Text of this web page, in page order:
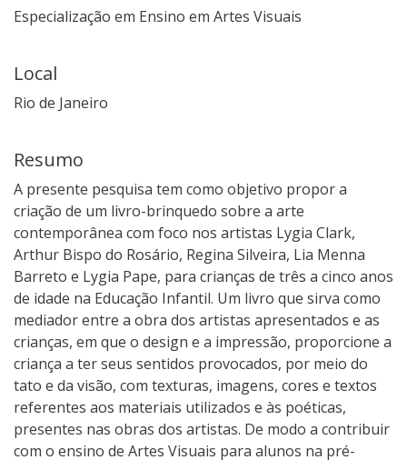
Especialização em Ensino em Artes Visuais
Local
Rio de Janeiro
Resumo
A presente pesquisa tem como objetivo propor a
criação de um livro-brinquedo sobre a arte
contemporânea com foco nos artistas Lygia Clark,
Arthur Bispo do Rosário, Regina Silveira, Lia Menna
Barreto e Lygia Pape, para crianças de três a cinco anos
de idade na Educação Infantil. Um livro que sirva como
mediador entre a obra dos artistas apresentados e as
crianças, em que o design e a impressão, proporcione a
criança a ter seus sentidos provocados, por meio do
tato e da visão, com texturas, imagens, cores e textos
referentes aos materiais utilizados e às poéticas,
presentes nas obras dos artistas. De modo a contribuir
com o ensino de Artes Visuais para alunos na pré-